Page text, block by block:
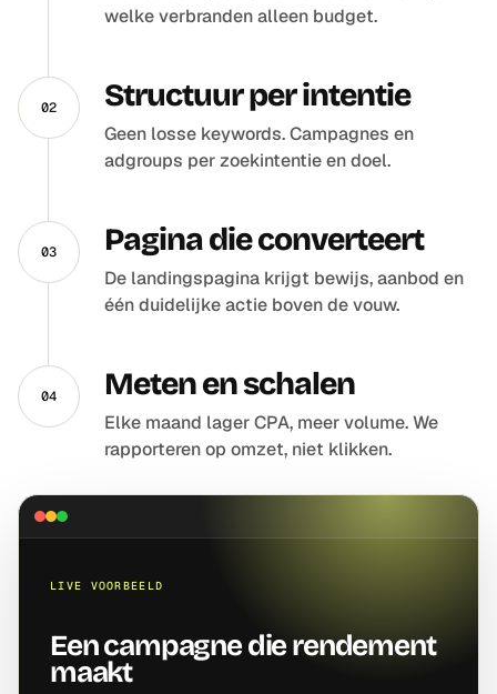
welke verbranden alleen budget.
02 Structuur per intentie
Geen losse keywords. Campagnes en
adgroups per zoekintentie en doel.
03 Pagina die converteert
De landingspagina krijgt bewijs, aanbod en
één duidelijke actie boven de vouw.
04 Meten en schalen
Elke maand lager CPA, meer volume. We
rapporteren op omzet, niet klikken.
LIVE VOORBEELD
Een campagne die rendement
maakt